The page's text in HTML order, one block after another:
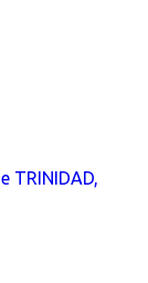
TRINIDAD,